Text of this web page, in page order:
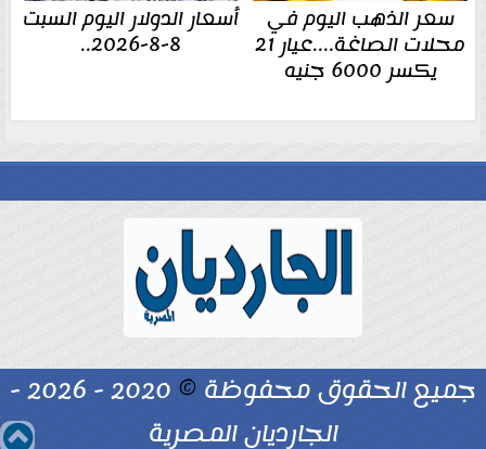
سعر الذهب اليوم في
محلات الصاغة....عيار 21
يكسر 6000 جنيه
أسعار الدولار اليوم السبت
8-8-2026..
جميع الحقوق محفوظة ©
2020 - 2026 -
الجارديان المصرية